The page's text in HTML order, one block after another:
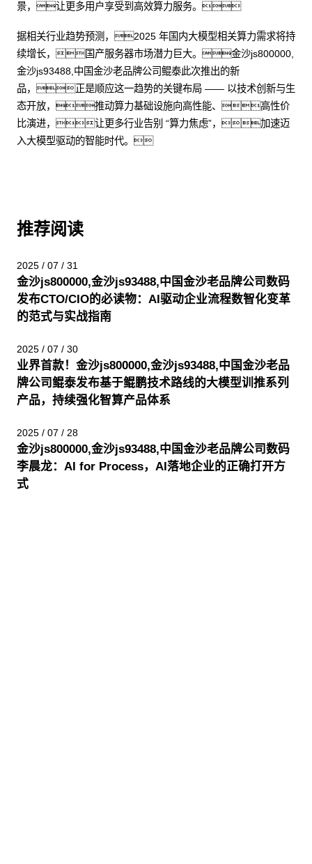
景，让更多用户享受到高效算力服务。
据相关行业趋势预测，2025 年国内大模型相关算力需求将持
续增长，国产服务器市场潜力巨大。金沙js800000,
金沙js93488,中国金沙老品牌公司鲲泰此次推出的新
品，正是顺应这一趋势的关键布局 —— 以技术创新与生
态开放，推动算力基础设施向高性能、高性价
比演进，让更多行业告别 “算力焦虑”，加速迈
入大模型驱动的智能时代。
推荐阅读
2025 / 07 / 31
金沙js800000,金沙js93488,中国金沙老品牌公司数码
发布CTO/CIO的必读物：AI驱动企业流程数智化变革
的范式与实战指南
2025 / 07 / 30
业界首款！金沙js800000,金沙js93488,中国金沙老品
牌公司鲲泰发布基于鲲鹏技术路线的大模型训推系列
产品，持续强化智算产品体系
2025 / 07 / 28
金沙js800000,金沙js93488,中国金沙老品牌公司数码
李晨龙：AI for Process，AI落地企业的正确打开方
式